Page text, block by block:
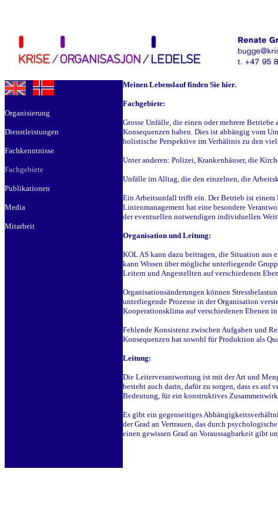
Organisierung
Dienstleistungen
Fachkenntnisse
Fachgebiete
Publikationen
Media
Mitarbeit
Meinen Lebenslauf finden Sie hier.
Fachgebiete:
Grosse Unfälle, die einen oder mehrere
Konsequenzen haben. Dies ist abhängig vom
holistische Perspektive im Verhältnis zu den
Unter anderen: Polizei, Krankenhäuser, die
Unfälle im Alltag, die den einzelnen, die
Ein Arbeitsunfall trifft ein. Der Betrieb ist einem
Linienmanagement hat eine besondere
der eventuellen notwendigen individuellen
Organisation und Leitung:
KOL AS kann dazu beitragen, die Situation aus
kann Wissen über mögliche unterliegende
Leitern und Angestellten auf verschiedenen
Organisationsänderungen können
unterliegende Prozesse in der Organisation
Kooperationsklima auf verschiedenen Ebenen
Fehlende Konsistenz zwischen Aufgaben und
Konsequenzen hat sowohl für Produktion als
Leitung:
Die Leiterverantwortung ist mit der Art und
besteht auch darin, dafür zu sorgen, dass es
Bedeutung, für ein konstruktives
Es gibt ein gegenseitiges
der Grad an Vertrauen, das durch
einen gewissen Grad an Voraussagbarkeit gibt